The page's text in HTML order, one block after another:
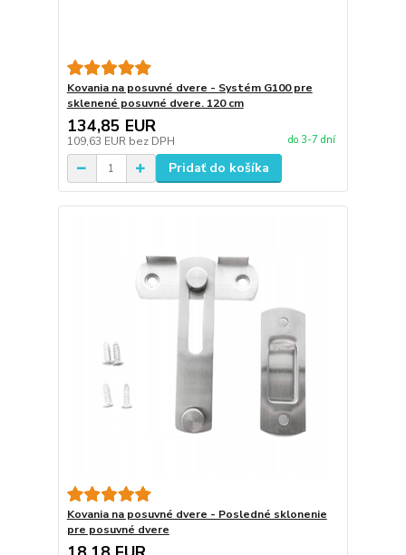
Kovania na posuvné dvere - Systém G100 pre
sklenené posuvné dvere. 120 cm
134,85 EUR
109,63 EUR bez DPH do 3-7 dní
Pridať do košíka
Kovania na posuvné dvere - Posledné sklonenie
pre posuvné dvere